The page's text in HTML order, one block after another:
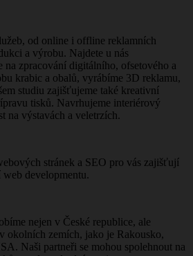
od online i offline reklamních
a výrobu. Najdete u nás
na zpracování digitálního, ofsetového a
krabic a obalů, vyrábíme 3D reklamu,
studiu zajišťujeme také kreativní
tisků. Navrhujeme interiérový
na výstavách a veletrzích.
stránek a SEO pro vás zajišťují
web developmentu.
nejen v České republice, ale
okolních zemích, jako je Rakousko,
Naši partneři se mohou spolehnout na